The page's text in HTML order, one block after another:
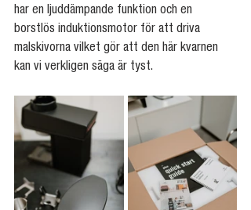
har en ljuddämpande funktion och en
borstlös induktionsmotor för att driva
malskivorna vilket gör att den här kvarnen
kan vi verkligen säga är tyst.